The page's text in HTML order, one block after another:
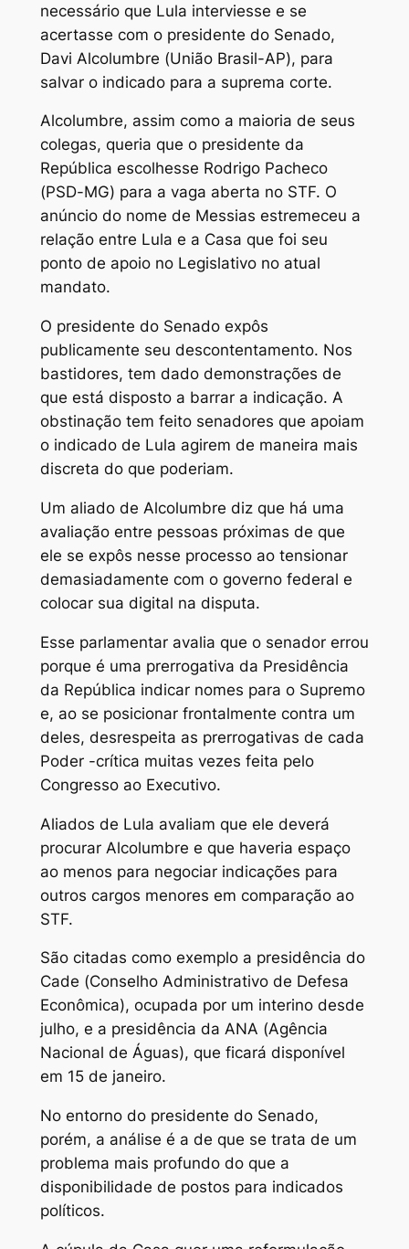
necessário que Lula interviesse e se
acertasse com o presidente do Senado,
Davi Alcolumbre (União Brasil-AP), para
salvar o indicado para a suprema corte.
Alcolumbre, assim como a maioria de seus
colegas, queria que o presidente da
República escolhesse Rodrigo Pacheco
(PSD-MG) para a vaga aberta no STF. O
anúncio do nome de Messias estremeceu a
relação entre Lula e a Casa que foi seu
ponto de apoio no Legislativo no atual
mandato.
O presidente do Senado expôs
publicamente seu descontentamento. Nos
bastidores, tem dado demonstrações de
que está disposto a barrar a indicação. A
obstinação tem feito senadores que apoiam
o indicado de Lula agirem de maneira mais
discreta do que poderiam.
Um aliado de Alcolumbre diz que há uma
avaliação entre pessoas próximas de que
ele se expôs nesse processo ao tensionar
demasiadamente com o governo federal e
colocar sua digital na disputa.
Esse parlamentar avalia que o senador errou
porque é uma prerrogativa da Presidência
da República indicar nomes para o Supremo
e, ao se posicionar frontalmente contra um
deles, desrespeita as prerrogativas de cada
Poder -crítica muitas vezes feita pelo
Congresso ao Executivo.
Aliados de Lula avaliam que ele deverá
procurar Alcolumbre e que haveria espaço
ao menos para negociar indicações para
outros cargos menores em comparação ao
STF.
São citadas como exemplo a presidência do
Cade (Conselho Administrativo de Defesa
Econômica), ocupada por um interino desde
julho, e a presidência da ANA (Agência
Nacional de Águas), que ficará disponível
em 15 de janeiro.
No entorno do presidente do Senado,
porém, a análise é a de que se trata de um
problema mais profundo do que a
disponibilidade de postos para indicados
políticos.